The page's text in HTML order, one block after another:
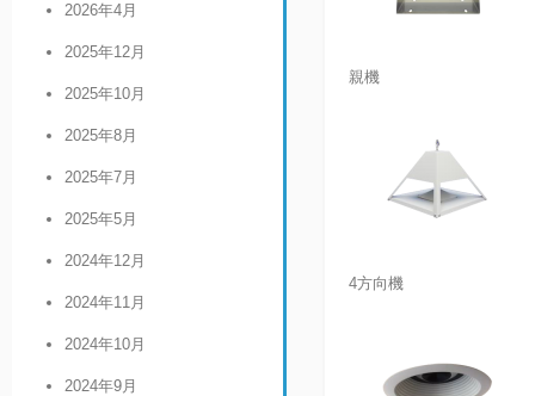
親機
4方向機
2026年4月
2025年12月
2025年10月
2025年8月
2025年7月
2025年5月
2024年12月
2024年11月
2024年10月
2024年9月